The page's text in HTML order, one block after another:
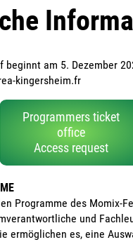
beginnt am 5. Dezember
kingersheim.fr
Programmers ticket
office
Access request
Programme des Momix-
und
ermöglichen es, eine